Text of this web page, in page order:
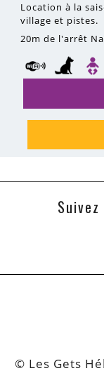
Location à la
village et pistes.
20m de l'arrêt
Suivez
© Les Gets